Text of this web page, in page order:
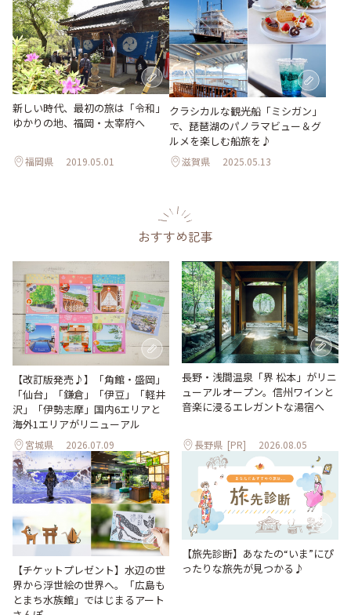
新しい時代、最初の旅は「令和」
ゆかりの地、福岡・太宰府へ
福岡県 2019.05.01
クラシカルな観光船「ミシガン」
で、琵琶湖のパノラマビュー＆グ
ルメを楽しむ船旅を♪
滋賀県 2025.05.13
おすすめ記事
【改訂版発売♪】「角館・盛岡」
「仙台」「鎌倉」「伊豆」「軽井
沢」「伊勢志摩」国内6エリアと
海外1エリアがリニューアル
宮城県 2026.07.09
長野・浅間温泉「界 松本」がリニ
ューアルオープン。信州ワインと
音楽に浸るエレガントな湯宿へ
長野県 [PR] 2026.08.05
【チケットプレゼント】水辺の世
界から浮世絵の世界へ。「広島も
とまち水族館」ではじまるアート
【旅先診断】あなたの“いま”にぴ
ったりな旅先が見つかる♪